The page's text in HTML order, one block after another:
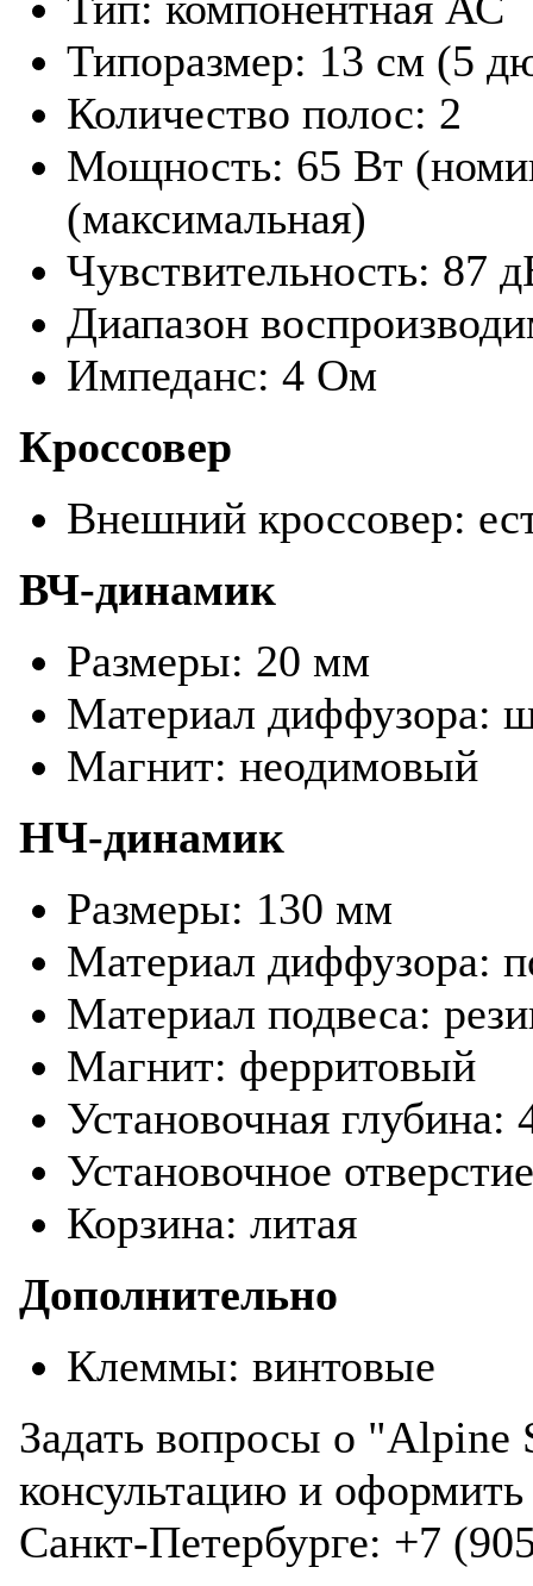
Типоразмер: 13 см (5
Количество полос: 2
Мощность: 65 Вт
(максимальная)
Чувствительность: 87
Диапазон
Импеданс: 4 Ом
Кроссовер
Внешний кроссовер:
ВЧ-динамик
Размеры: 20 мм
Материал диффузора:
Магнит: неодимовый
НЧ-динамик
Размеры: 130 мм
Материал диффузора:
Материал подвеса:
Магнит: ферритовый
Установочная глубина:
Установочное
Корзина: литая
Дополнительно
Клеммы: винтовые
Задать вопросы о "Alpine
консультацию и
Санкт-Петербурге: +7